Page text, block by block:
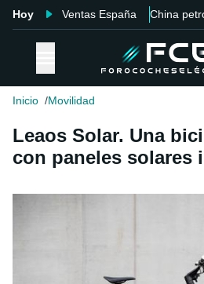
Hoy Ventas España China
Inicio Movilidad
Leaos Solar. Una
con paneles solares